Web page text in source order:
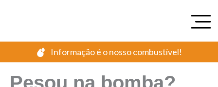
Informação é o nosso combustível!
Pesou na bomba?